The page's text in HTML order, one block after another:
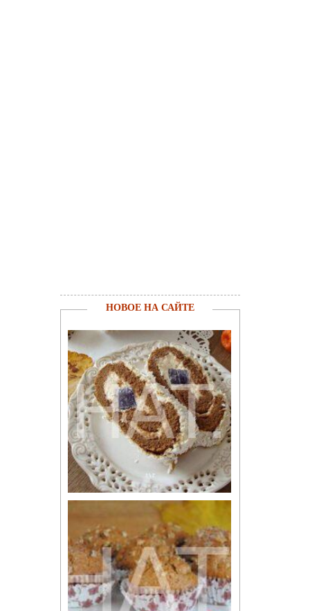
НОВОЕ НА САЙТЕ